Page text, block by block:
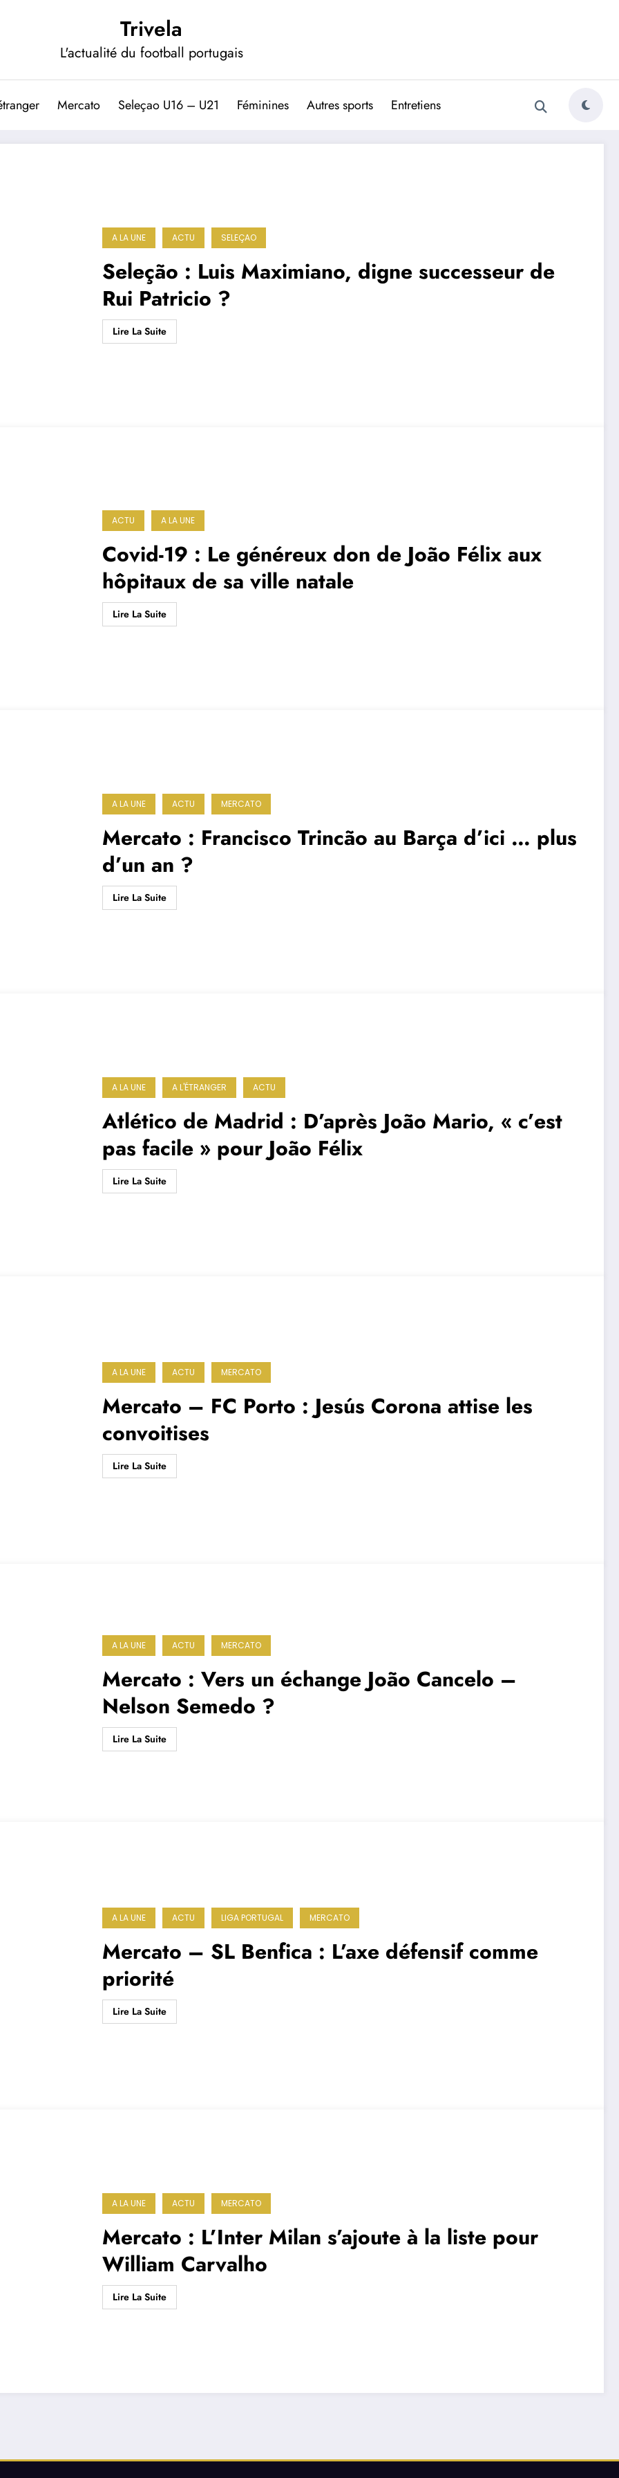
Trivela
L'actualité du football portugais
Mercato Seleçao U16 – U21 Féminines Autres sports Entretiens
A LA UNE ACTU SELEÇAO
Seleção : Luis Maximiano, digne successeur de
Rui Patricio ?
Lire La Suite
ACTU A LA UNE
Covid-19 : Le généreux don de João Félix aux
hôpitaux de sa ville natale
Lire La Suite
A LA UNE ACTU MERCATO
Mercato : Francisco Trincão au Barça d’ici … plus
d’un an ?
Lire La Suite
A LA UNE A L'ÉTRANGER ACTU
Atlético de Madrid : D’après João Mario, « c’est
pas facile » pour João Félix
Lire La Suite
A LA UNE ACTU MERCATO
Mercato – FC Porto : Jesús Corona attise les
convoitises
Lire La Suite
A LA UNE ACTU MERCATO
Mercato : Vers un échange João Cancelo –
Nelson Semedo ?
Lire La Suite
A LA UNE ACTU LIGA PORTUGAL MERCATO
Mercato – SL Benfica : L’axe défensif comme
priorité
Lire La Suite
A LA UNE ACTU MERCATO
Mercato : L’Inter Milan s’ajoute à la liste pour
William Carvalho
Lire La Suite